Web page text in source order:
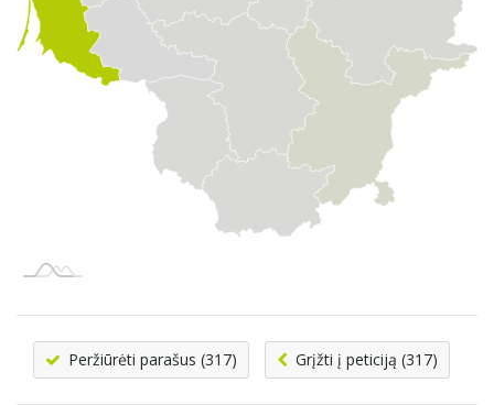
Peržiūrėti parašus (317) Grįžti į peticiją (317)